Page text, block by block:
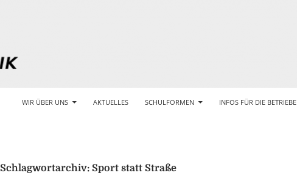
WIR ÜBER UNS AKTUELLES SCHULFORMEN INFOS FÜR DIE BETRIEBE
Schlagwortarchiv: Sport statt Straße